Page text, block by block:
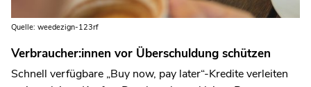
Quelle: weedezign-123rf
Verbraucher:innen vor Überschuldung schützen
Schnell verfügbare „Buy now, pay later“-Kredite verleiten